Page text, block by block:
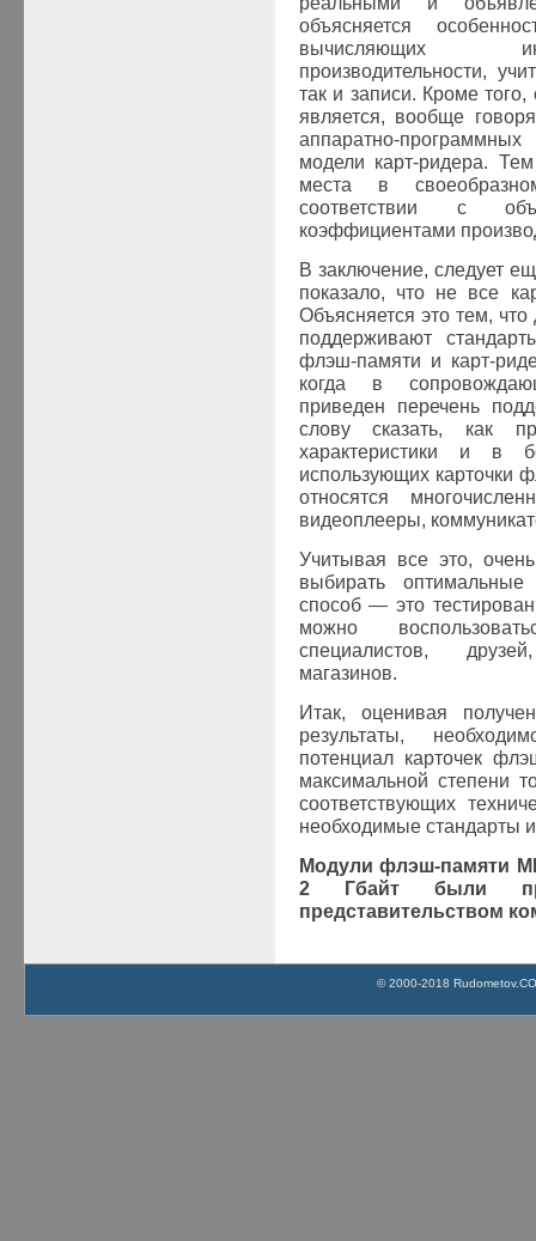
объясняется
вычисляющих
производительности,
так и записи. Кроме того,
является, вообще
аппаратно-
модели карт-ридера.
места в
соответствии с
коэффициентами
В заключение, следует
показало, что не все
Объясняется это тем,
поддерживают
флэш-памяти и карт-
когда в
приведен перечень
слову сказать, как
характеристики и в
использующих карточки
относятся
видеоплееры,
Учитывая все это,
выбирать
способ — это
можно
специалистов,
магазинов.
Итак, оценивая
результаты,
потенциал карточек
максимальной степени
соответствующих
необходимые стандарты
Модули флэш-памяти
2
Гбайт были
представительством
© 2000-2018